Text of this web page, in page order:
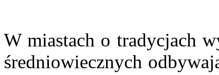
W miastach o tradycjach
średniowiecznych